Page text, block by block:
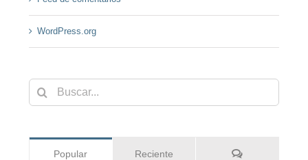
WordPress.org
Buscar:
Popular Reciente Comentarios